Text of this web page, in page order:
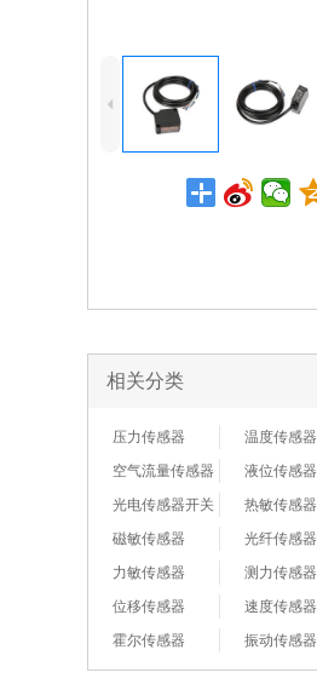
4
相关分类
压力传感器
温度传感器
空气流量传感器
液位传感器
光电传感器开关
热敏传感器
磁敏传感器
光纤传感器
力敏传感器
测力传感器
位移传感器
速度传感器
霍尔传感器
振动传感器